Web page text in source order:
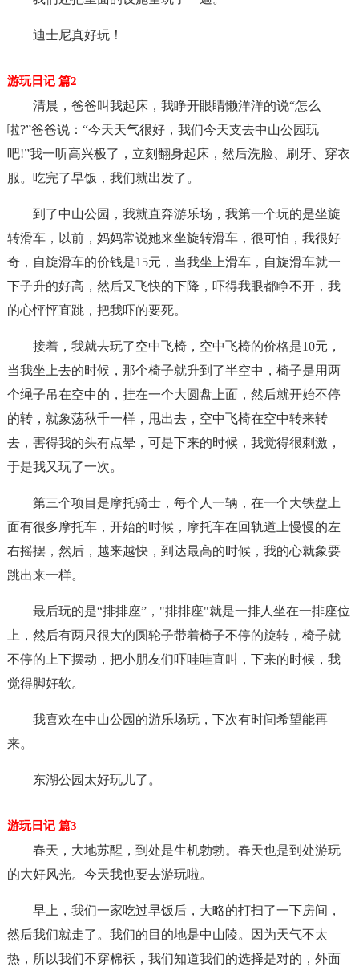
迪士尼真好玩！
游玩日记 篇2
清晨，爸爸叫我起床，我睁开眼睛懒洋洋的说“怎么
啦?”爸爸说：“今天天气很好，我们今天支去中山公园玩
吧!”我一听高兴极了，立刻翻身起床，然后洗脸、刷牙、穿衣
服。吃完了早饭，我们就出发了。
到了中山公园，我就直奔游乐场，我第一个玩的是坐旋
转滑车，以前，妈妈常说她来坐旋转滑车，很可怕，我很好
奇，自旋滑车的价钱是15元，当我坐上滑车，自旋滑车就一
下子升的好高，然后又飞快的下降，吓得我眼都睁不开，我
的心怦怦直跳，把我吓的要死。
接着，我就去玩了空中飞椅，空中飞椅的价格是10元，
当我坐上去的时候，那个椅子就升到了半空中，椅子是用两
个绳子吊在空中的，挂在一个大圆盘上面，然后就开始不停
的转，就象荡秋千一样，甩出去，空中飞椅在空中转来转
去，害得我的头有点晕，可是下来的时候，我觉得很刺激，
于是我又玩了一次。
第三个项目是摩托骑士，每个人一辆，在一个大铁盘上
面有很多摩托车，开始的时候，摩托车在回轨道上慢慢的左
右摇摆，然后，越来越快，到达最高的时候，我的心就象要
跳出来一样。
最后玩的是“排排座”，"排排座"就是一排人坐在一排座位
上，然后有两只很大的圆轮子带着椅子不停的旋转，椅子就
不停的上下摆动，把小朋友们吓哇哇直叫，下来的时候，我
觉得脚好软。
我喜欢在中山公园的游乐场玩，下次有时间希望能再
来。
东湖公园太好玩儿了。
游玩日记 篇3
春天，大地苏醒，到处是生机勃勃。春天也是到处游玩
的大好风光。今天我也要去游玩啦。
早上，我们一家吃过早饭后，大略的打扫了一下房间，
然后我们就走了。我们的目的地是中山陵。因为天气不太
热，所以我们不穿棉袄，我们知道我们的选择是对的，外面